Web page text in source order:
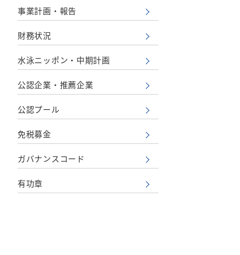
事業計画・報告
財務状況
水泳ニッポン・中期計画
公認企業・推薦企業
公認プール
免税募金
ガバナンスコード
有功章